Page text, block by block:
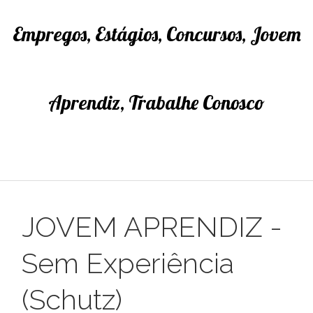
Empregos, Estágios, Concursos, Jovem
Aprendiz, Trabalhe Conosco
JOVEM APRENDIZ -
Sem Experiência
(Schutz)